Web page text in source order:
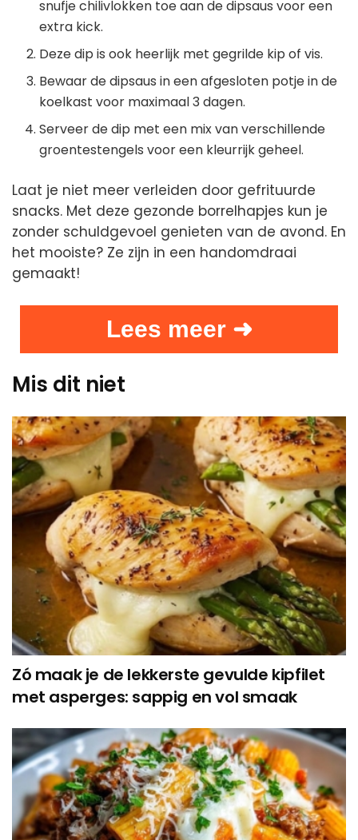
snufje chilivlokken toe aan de dipsaus voor een
extra kick.
Deze dip is ook heerlijk met gegrilde kip of vis.
Bewaar de dipsaus in een afgesloten potje in de
koelkast voor maximaal 3 dagen.
Serveer de dip met een mix van verschillende
groentestengels voor een kleurrijk geheel.
Laat je niet meer verleiden door gefrituurde
snacks. Met deze gezonde borrelhapjes kun je
zonder schuldgevoel genieten van de avond. En
het mooiste? Ze zijn in een handomdraai
gemaakt!
Lees meer ➜
Mis dit niet
Zó maak je de lekkerste gevulde kipfilet
met asperges: sappig en vol smaak